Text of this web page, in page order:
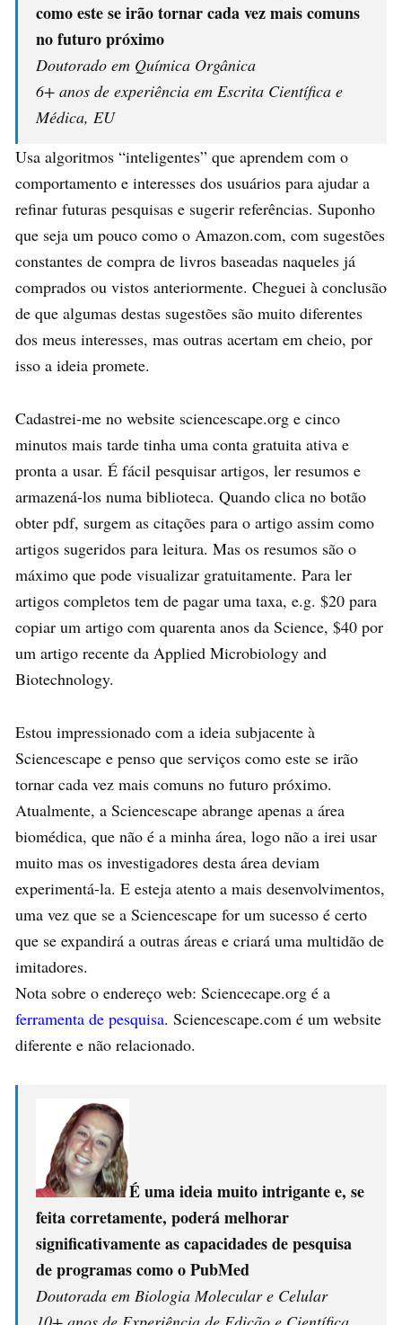
como este se irão tornar cada vez mais comuns
no futuro próximo
Doutorado em Química Orgânica
6+ anos de experiência em Escrita Científica e
Médica, EU
Usa algoritmos “inteligentes” que aprendem com o
comportamento e interesses dos usuários para ajudar a
refinar futuras pesquisas e sugerir referências. Suponho
que seja um pouco como o Amazon.com, com sugestões
constantes de compra de livros baseadas naqueles já
comprados ou vistos anteriormente. Cheguei à conclusão
de que algumas destas sugestões são muito diferentes
dos meus interesses, mas outras acertam em cheio, por
isso a ideia promete.
Cadastrei-me no website sciencescape.org e cinco
minutos mais tarde tinha uma conta gratuita ativa e
pronta a usar. É fácil pesquisar artigos, ler resumos e
armazená-los numa biblioteca. Quando clica no botão
obter pdf, surgem as citações para o artigo assim como
artigos sugeridos para leitura. Mas os resumos são o
máximo que pode visualizar gratuitamente. Para ler
artigos completos tem de pagar uma taxa, e.g. $20 para
copiar um artigo com quarenta anos da Science, $40 por
um artigo recente da Applied Microbiology and
Biotechnology.
Estou impressionado com a ideia subjacente à
Sciencescape e penso que serviços como este se irão
tornar cada vez mais comuns no futuro próximo.
Atualmente, a Sciencescape abrange apenas a área
biomédica, que não é a minha área, logo não a irei usar
muito mas os investigadores desta área deviam
experimentá-la. E esteja atento a mais desenvolvimentos,
uma vez que se a Sciencescape for um sucesso é certo
que se expandirá a outras áreas e criará uma multidão de
imitadores.
Nota sobre o endereço web: Sciencecape.org é a
ferramenta de pesquisa. Sciencescape.com é um website
diferente e não relacionado.
É uma ideia muito intrigante e, se
feita corretamente, poderá melhorar
significativamente as capacidades de pesquisa
de programas como o PubMed
Doutorada em Biologia Molecular e Celular